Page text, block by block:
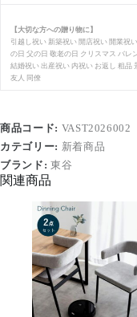
【大切な方への贈り物に】
引越し祝い 新築祝い 開店祝い 開業祝
の日 父の日 敬老の日 クリスマス バレ
結婚祝い 出産祝い 内祝い お返し 粗品
友人 同僚
商品コード: VAST2026002
カテゴリー: 新着商品
ブランド: 東谷
関連商品